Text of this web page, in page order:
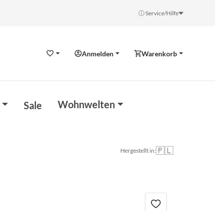
ⓘ Service/Hilfe
WunschzettelAnmelden Warenkorb
Sale Wohnwelten
Hergestellt in:🇵🇱